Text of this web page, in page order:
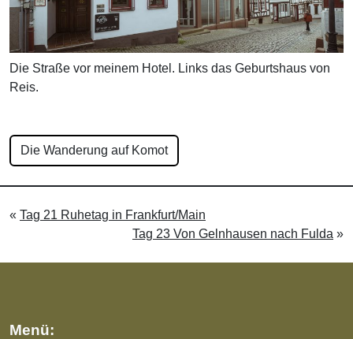
Die Straße vor meinem Hotel. Links das Geburtshaus von
Reis.
Die Wanderung auf Komot
« Tag 21 Ruhetag in Frankfurt/Main
Tag 23 Von Gelnhausen nach Fulda »
Menü: